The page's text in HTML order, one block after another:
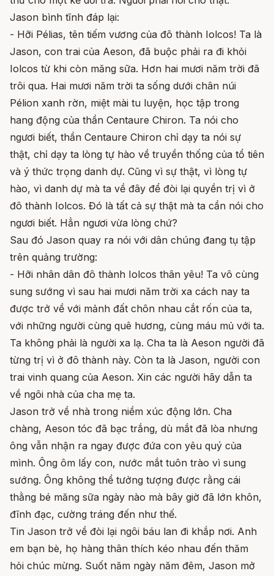
Jason bình tĩnh đáp lại:
- Hỡi Pélias, tên tiếm vương của đô thành Iolcos! Ta là
Jason, con trai của Aeson, đã buộc phải ra đi khỏi
Iolcos từ khi còn măng sữa. Hơn hai mươi năm trời đã
trôi qua. Hai mươi năm trời ta sống dưới chân núi
Pélion xanh rờn, miệt mài tu luyện, học tập trong
hang động của thần Centaure Chiron. Ta nói cho
ngươi biết, thần Centaure Chiron chỉ dạy ta nói sự
thật, chỉ dạy ta lòng tự hào về truyền thống của tổ tiên
và ý thức trọng danh dự. Cũng vì sự thật, vì lòng tự
hào, vì danh dự mà ta về đây để đòi lại quyền trị vì ở
đô thành Iolcos. Đó là tất cả sự thật mà ta cần nói cho
ngươi biết. Hẳn ngươi vừa lòng chứ?
Sau đó Jason quay ra nói với dân chúng đang tụ tập
trên quảng trường:
- Hỡi nhân dân đô thành Iolcos thân yêu! Ta vô cùng
sung sướng vì sau hai mươi năm trời xa cách nay ta
được trở về với mảnh đất chôn nhau cắt rốn của ta,
với những người cùng quê hương, cùng máu mủ với ta.
Ta không phải là người xa lạ. Cha ta là Aeson người đã
từng trị vì ở đô thành này. Còn ta là Jason, người con
trai vinh quang của Aeson. Xin các người hãy dẫn ta
về ngôi nhà của cha mẹ ta.
Jason trở về nhà trong niềm xúc động lớn. Cha
chàng, Aeson tóc đã bạc trắng, dù mắt đã lòa nhưng
ông vẫn nhận ra ngay được đứa con yêu quý của
mình. Ông ôm lấy con, nước mắt tuôn trào vì sung
sướng. Ông không thể tưởng tượng được rằng cái
thằng bé măng sữa ngày nào mà bây giờ đã lớn khôn,
đĩnh đạc, cường tráng đến như thế.
Tin Jason trở về đòi lại ngôi báu lan đi khắp nơi. Anh
em bạn bè, họ hàng thân thích kéo nhau đến thăm
hỏi chúc mừng. Suốt năm ngày năm đêm, Jason mở